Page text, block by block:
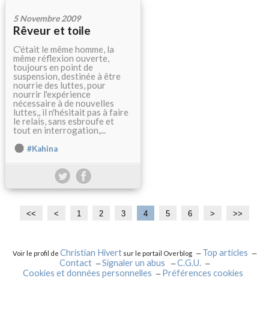
5 Novembre 2009
Rêveur et toile
C'était le même homme, la
même réflexion ouverte,
toujours en point de
suspension, destinée à être
nourrie des luttes, pour
nourrir l'expérience
nécessaire à de nouvelles
luttes,, il n'hésitait pas à faire
le relais, sans esbroufe et
tout en interrogation,...
#Kahina
<< < 1 2 3 4 5 6 > >>
Voir le profil de Christian Hivertsur le portail Overblog
Top articles
Contact
Signaler un abus
C.G.U.
Cookies et données personnelles
Préférences cookies